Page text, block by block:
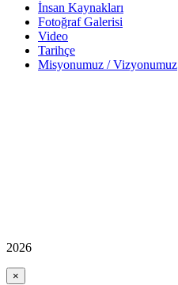
İnsan Kaynakları
Fotoğraf Galerisi
Video
Tarihçe
Misyonumuz / Vizyonumuz
2026
×